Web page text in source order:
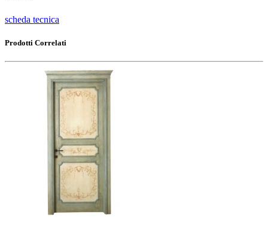
scheda tecnica
Prodotti Correlati